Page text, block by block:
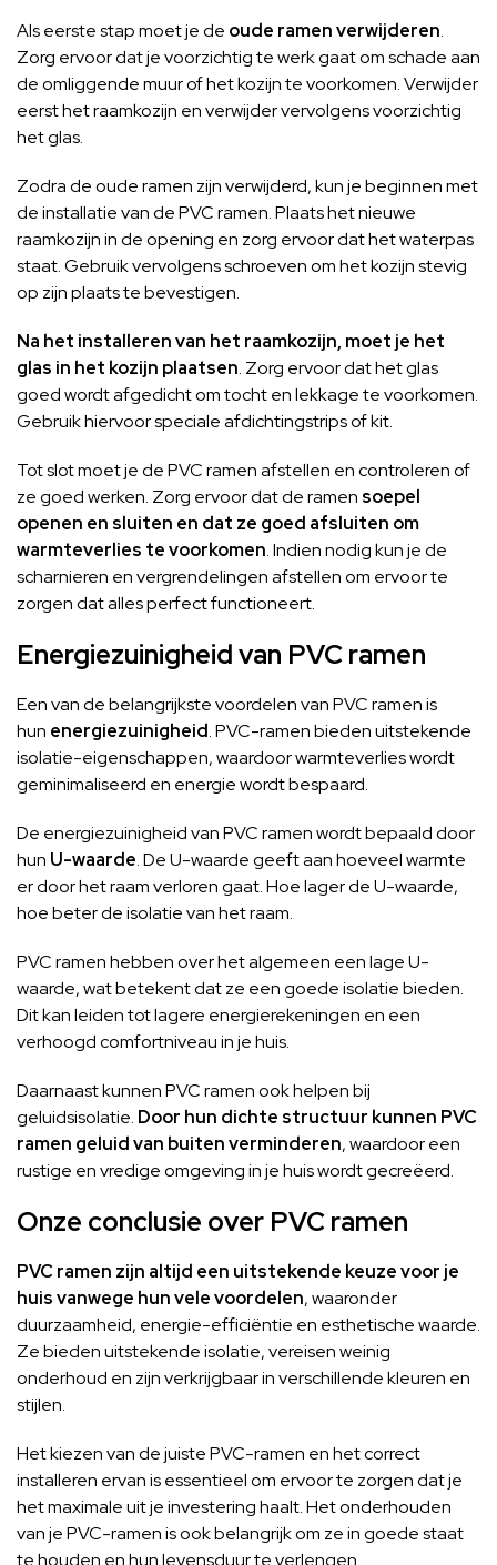
Als eerste stap moet je de oude ramen verwijderen.
Zorg ervoor dat je voorzichtig te werk gaat om schade aan
de omliggende muur of het kozijn te voorkomen. Verwijder
eerst het raamkozijn en verwijder vervolgens voorzichtig
het glas.
Zodra de oude ramen zijn verwijderd, kun je beginnen met
de installatie van de PVC ramen. Plaats het nieuwe
raamkozijn in de opening en zorg ervoor dat het waterpas
staat. Gebruik vervolgens schroeven om het kozijn stevig
op zijn plaats te bevestigen.
Na het installeren van het raamkozijn, moet je het
glas in het kozijn plaatsen. Zorg ervoor dat het glas
goed wordt afgedicht om tocht en lekkage te voorkomen.
Gebruik hiervoor speciale afdichtingstrips of kit.
Tot slot moet je de PVC ramen afstellen en controleren of
ze goed werken. Zorg ervoor dat de ramen soepel
openen en sluiten en dat ze goed afsluiten om
warmteverlies te voorkomen. Indien nodig kun je de
scharnieren en vergrendelingen afstellen om ervoor te
zorgen dat alles perfect functioneert.
Energiezuinigheid van PVC ramen
Een van de belangrijkste voordelen van PVC ramen is
hun energiezuinigheid. PVC-ramen bieden uitstekende
isolatie-eigenschappen, waardoor warmteverlies wordt
geminimaliseerd en energie wordt bespaard.
De energiezuinigheid van PVC ramen wordt bepaald door
hun U-waarde. De U-waarde geeft aan hoeveel warmte
er door het raam verloren gaat. Hoe lager de U-waarde,
hoe beter de isolatie van het raam.
PVC ramen hebben over het algemeen een lage U-
waarde, wat betekent dat ze een goede isolatie bieden.
Dit kan leiden tot lagere energierekeningen en een
verhoogd comfortniveau in je huis.
Daarnaast kunnen PVC ramen ook helpen bij
geluidsisolatie. Door hun dichte structuur kunnen PVC
ramen geluid van buiten verminderen, waardoor een
rustige en vredige omgeving in je huis wordt gecreëerd.
Onze conclusie over PVC ramen
PVC ramen zijn altijd een uitstekende keuze voor je
huis vanwege hun vele voordelen, waaronder
duurzaamheid, energie-efficiëntie en esthetische waarde.
Ze bieden uitstekende isolatie, vereisen weinig
onderhoud en zijn verkrijgbaar in verschillende kleuren en
stijlen.
Het kiezen van de juiste PVC-ramen en het correct
installeren ervan is essentieel om ervoor te zorgen dat je
het maximale uit je investering haalt. Het onderhouden
van je PVC-ramen is ook belangrijk om ze in goede staat
te houden en hun levensduur te verlengen.